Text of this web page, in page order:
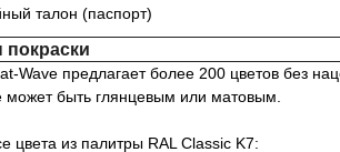
талон (паспорт)
покраски
Wave предлагает более 200 цветов без
может быть глянцевым или матовым.
цвета из палитры RAL Classic K7: